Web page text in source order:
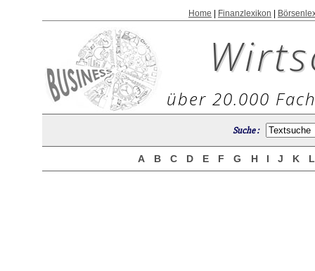
Home Finanzlexikon
über 20.000
Suche :
A B C D E F G H I J K